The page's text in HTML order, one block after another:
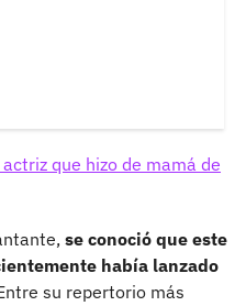
que hizo de mamá de
se conoció que este
había lanzado
su repertorio más